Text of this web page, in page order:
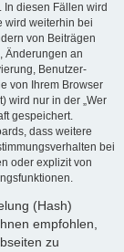
diesen Fällen wird
wird weiterhin bei
von Beiträgen
Änderungen an
Benutzer-
von Ihrem Browser
wird nur in der „Wer
gespeichert.
dass weitere
bei
oder explizit von
(Hash)
empfohlen,
zu